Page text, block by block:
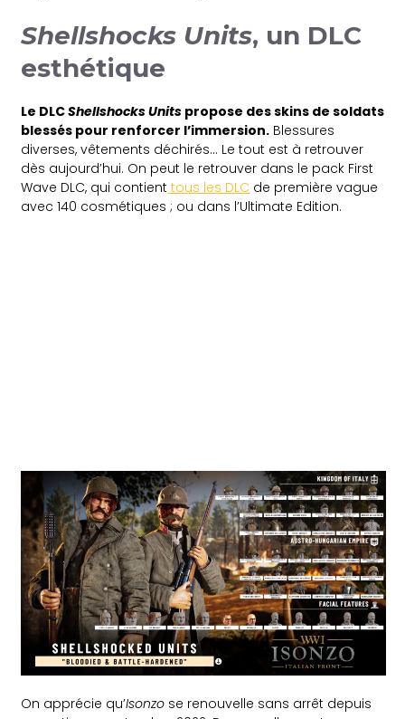
Shellshocks Units, un DLC
esthétique
Le DLCShellshocks Units propose des skins de soldats
blessés pour renforcer l’immersion. Blessures
diverses, vêtements déchirés… Le tout est à retrouver
dès aujourd’hui. On peut le retrouver dans le pack First
Wave DLC, qui contient tous les DLC de première vague
avec 140 cosmétiques ; ou dans l’Ultimate Edition.
On apprécie qu’Isonzo se renouvelle sans arrêt depuis